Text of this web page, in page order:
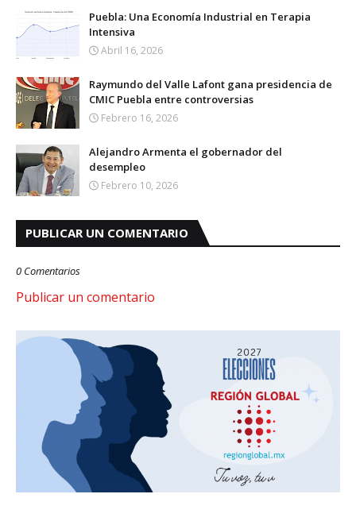
Puebla: Una Economía Industrial en Terapia
Intensiva
Abril 16, 2026
Raymundo del Valle Lafont gana presidencia de
CMIC Puebla entre controversias
Febrero 16, 2026
Alejandro Armenta el gobernador del
desempleo
Febrero 10, 2026
PUBLICAR UN COMENTARIO
0 Comentarios
Publicar un comentario